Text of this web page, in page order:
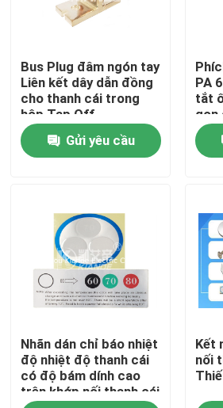
Các sản phẩm
Bus Plug đâm ngón tay
Liên kết dây dẫn đồng
cho thanh cái trong
hộp Tap Off
Gửi yêu cầu
PA
tắt
gọn
Nhãn dán chỉ báo nhiệt
độ nhiệt độ thanh cái
có độ bám dính cao
trên khớp nối thanh cái
Kết
nối